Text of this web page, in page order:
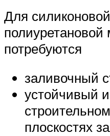
Для
потребуются
заливочный
устойчивый
плоскостях